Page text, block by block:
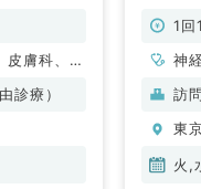
皮膚科、美
診療）
1
神
形
小
循
訪
東
火,